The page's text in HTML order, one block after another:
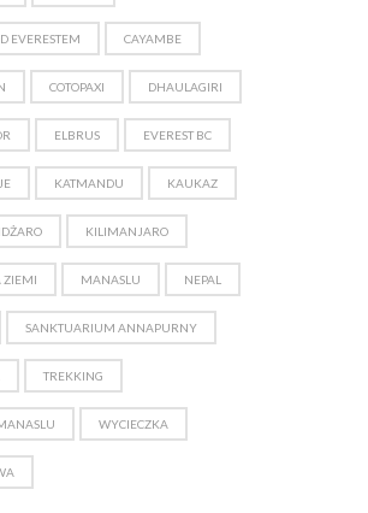
EVERESTEM CAYAMBE
COTOPAXI DHAULAGIRI
ELBRUS EVEREST BC
KATMANDU KAUKAZ
KILIMANJARO
ZIEMI MANASLU NEPAL
SANKTUARIUM ANNAPURNY
TREKKING
WYCIECZKA